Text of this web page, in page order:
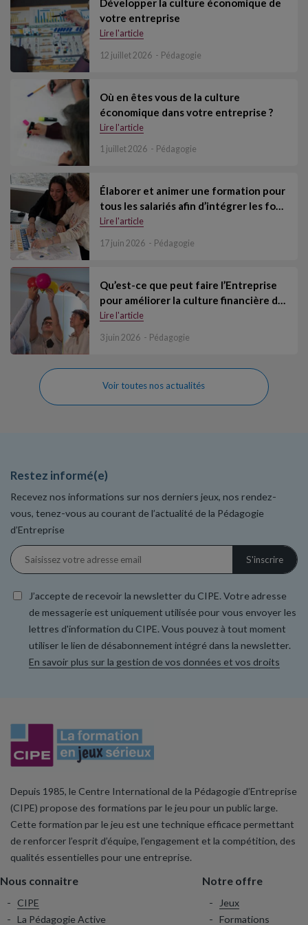
Développer la culture économique de
votre entreprise
Lire l'article
12 juillet 2026 Pédagogie
Où en êtes vous de la culture
économique dans votre entreprise ?
Lire l'article
1 juillet 2026 Pédagogie
Élaborer et animer une formation pour
tous les salariés afin d’intégrer les fo…
Lire l'article
17 juin 2026 Pédagogie
Qu’est-ce que peut faire l’Entreprise
pour améliorer la culture financière d…
Lire l'article
3 juin 2026 Pédagogie
Voir toutes nos actualités
Restez informé(e)
Recevez nos informations sur nos derniers jeux, nos rendez-
vous, tenez-vous au courant de l’actualité de la Pédagogie
d’Entreprise
J’accepte de recevoir la newsletter du CIPE. Votre adresse
de messagerie est uniquement utilisée pour vous envoyer les
lettres d'information du CIPE. Vous pouvez à tout moment
utiliser le lien de désabonnement intégré dans la newsletter.
En savoir plus sur la gestion de vos données et vos droits
Depuis 1985, le Centre International de la Pédagogie d’Entreprise
(CIPE) propose des formations par le jeu pour un public large.
Cette formation par le jeu est une technique efficace permettant
de renforcer l’esprit d’équipe, l’engagement et la compétition, des
qualités essentielles pour une entreprise.
Nous connaitre
CIPE
La Pédagogie Active
Notre offre
Jeux
Formations